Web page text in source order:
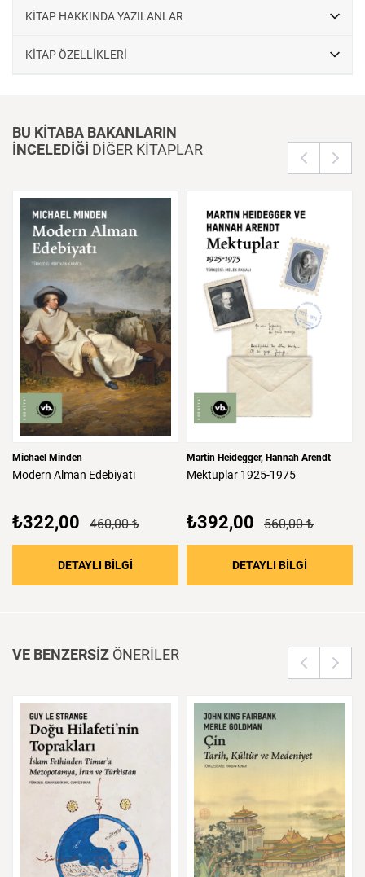
Cumhuriyeti’nin kuruluşunun 100. Yılında VakıfBank Kültür
asırlık hikâyeyi 100. yılın tanıklarına çeşitli açılardan aktarırken
KİTAP HAKKINDA YAZILANLAR
KİTAP ÖZELLİKLERİ
BU KİTABA BAKANLARIN
İNCELEDİĞİ DİĞER KİTAPLAR
Michael Minden
Modern Alman Edebiyatı
₺322,00 460,00 ₺
DETAYLI BİLGİ : Modern Alman Edebiyatı
Martin Heidegger Hannah Arendt
Mektuplar 1925-1975
₺392,00 560,00 ₺
DETAYLI BİLGİ
VE BENZERSİZ ÖNERİLER